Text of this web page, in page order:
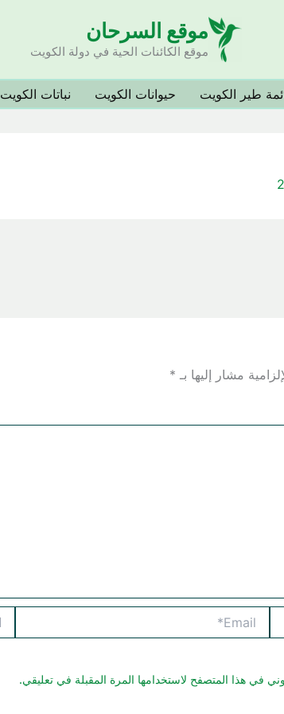
موقع السرحان
موقع الكائنات الحية في دولة الكويت
طير الكويت حيوانات الكويت نباتات الكويت
مشار إليها بـ *
في هذا المتصفح لاستخدامها المرة المقبلة في تعليقي.